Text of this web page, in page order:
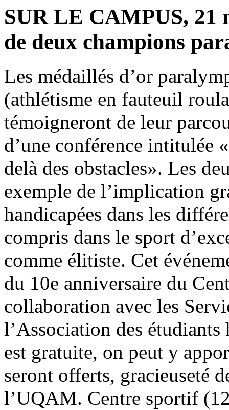
SUR LE CAMPUS, 21
de deux champions
Les médaillés d’or
(athlétisme en fauteuil
témoigneront de leur
d’une conférence intitulée
delà des obstacles». Les
exemple de l’implication
handicapées dans les
compris dans le sport
comme élitiste. Cet
du 10e anniversaire du
collaboration avec les
l’Association des étudiants
est gratuite, on peut y
seront offerts, gracieuseté
l’UQAM. Centre sportif